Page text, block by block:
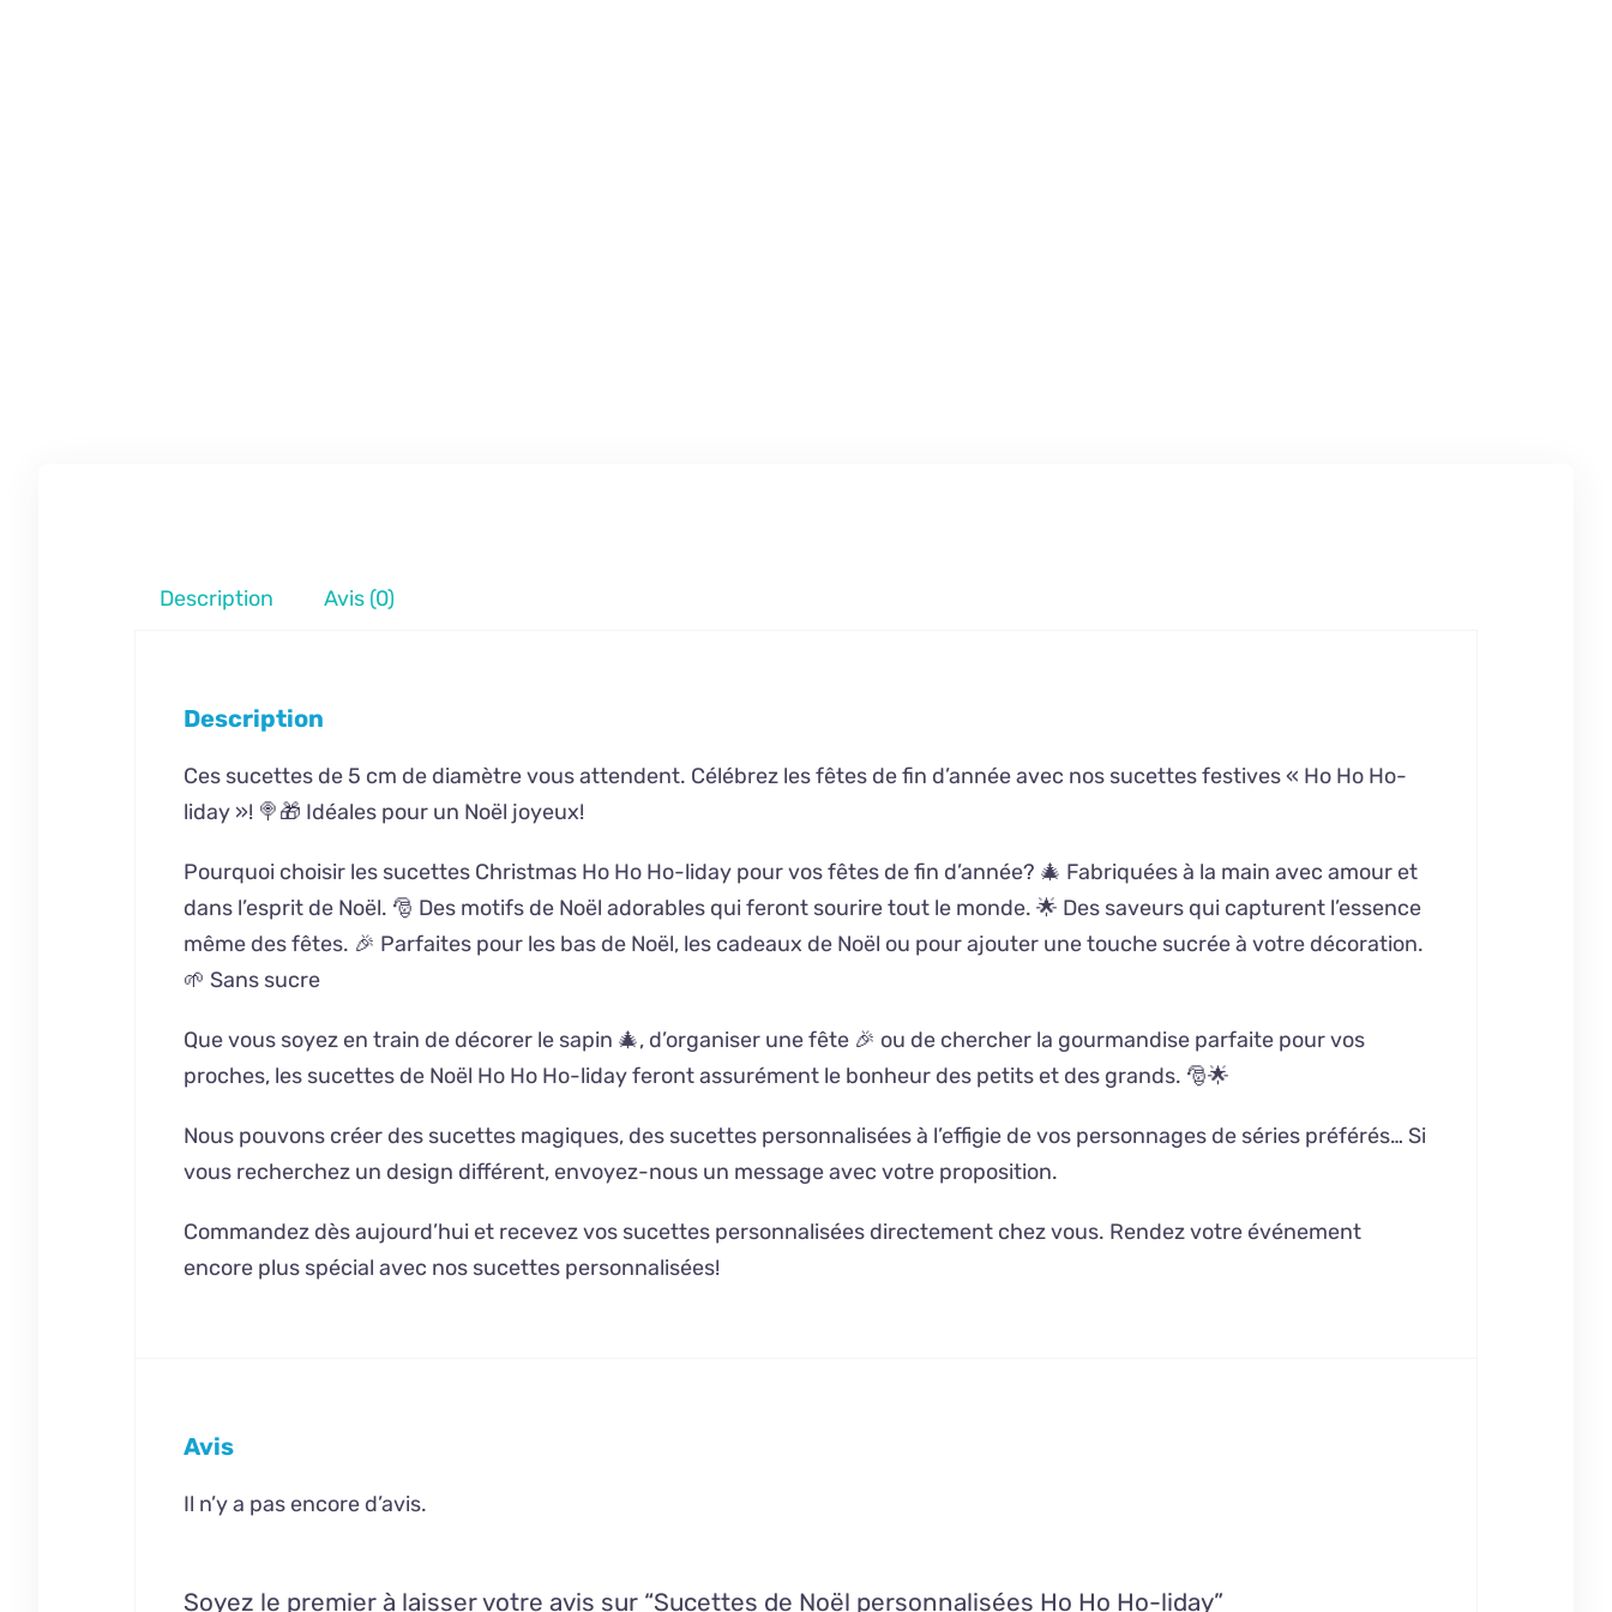
Description Avis (0)
Description
Ces sucettes de 5 cm de diamètre vous attendent. Célébrez les fêtes de fin d’année avec nos sucettes festives « Ho Ho Ho-
liday »! 🍭🎁 Idéales pour un Noël joyeux!
Pourquoi choisir les sucettes Christmas Ho Ho Ho-liday pour vos fêtes de fin d’année? 🎄 Fabriquées à la main avec amour et
dans l’esprit de Noël. 🎅 Des motifs de Noël adorables qui feront sourire tout le monde. 🌟 Des saveurs qui capturent l’essence
même des fêtes. 🎉 Parfaites pour les bas de Noël, les cadeaux de Noël ou pour ajouter une touche sucrée à votre décoration.
🌱 Sans sucre
Que vous soyez en train de décorer le sapin 🎄, d’organiser une fête 🎉 ou de chercher la gourmandise parfaite pour vos
proches, les sucettes de Noël Ho Ho Ho-liday feront assurément le bonheur des petits et des grands. 🎅🌟
Nous pouvons créer des sucettes magiques, des sucettes personnalisées à l’effigie de vos personnages de séries préférés… Si
vous recherchez un design différent, envoyez-nous un message avec votre proposition.
Commandez dès aujourd’hui et recevez vos sucettes personnalisées directement chez vous. Rendez votre événement
encore plus spécial avec nos sucettes personnalisées!
Avis
Il n’y a pas encore d’avis.
Soyez le premier à laisser votre avis sur “Sucettes de Noël personnalisées Ho Ho Ho-liday”